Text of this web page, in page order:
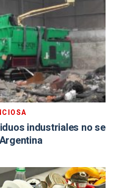
industriales no se